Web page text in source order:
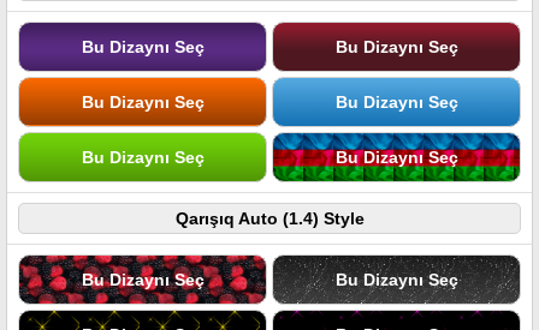
Bu Dizaynı Seç Bu Dizaynı Seç
Bu Dizaynı Seç Bu Dizaynı Seç
Bu Dizaynı Seç Bu Dizaynı Seç
Qarışıq Auto (1.4) Style
Bu Dizaynı Seç Bu Dizaynı Seç